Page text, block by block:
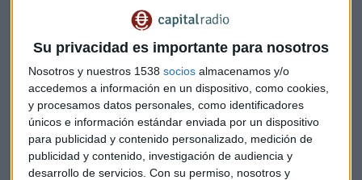
Su privacidad es importante para nosotros
Nosotros y nuestros 1538 socios almacenamos y/o
accedemos a información en un dispositivo, como cookies,
y procesamos datos personales, como identificadores
únicos e información estándar enviada por un dispositivo
para publicidad y contenido personalizado, medición de
publicidad y contenido, investigación de audiencia y
desarrollo de servicios. Con su permiso, nosotros y
"En las negociaciones comerciales, el texto escrito es
importante, ya que ahí es donde surgen muchos de los
desacuerdos que persisten", dijo un ex negociador de alto
rango.
En un intento por asegurarun acuerdo "Fase 1", los
negociadores estadounidenses ofrecieron previamente
reducir los aranceles existentes sobre los productos chinos
hasta en un 50%.